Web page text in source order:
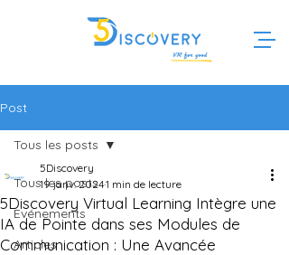
Post
Tous les posts
Evénements
Articles
Tous les posts
5Discovery Virtual Learning Intègre une
IA de Pointe dans ses Modules de
Communication : Une Avancée
5Discovery
19 janv. 20241 min de lecture